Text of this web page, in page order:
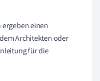
ergeben einen
Architekten oder
für die